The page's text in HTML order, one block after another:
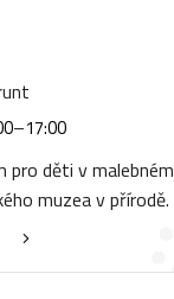
–17:00
pro děti v malebném
muzea v přírodě.